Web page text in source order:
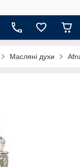
Масляні духи